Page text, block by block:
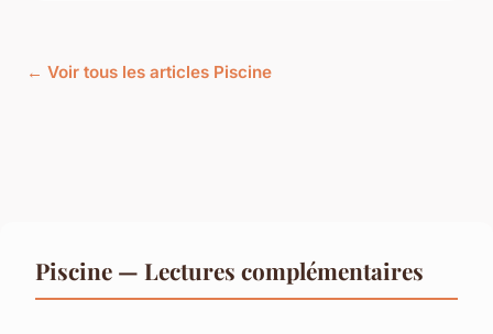
← Voir tous les articles Piscine
Piscine — Lectures complémentaires